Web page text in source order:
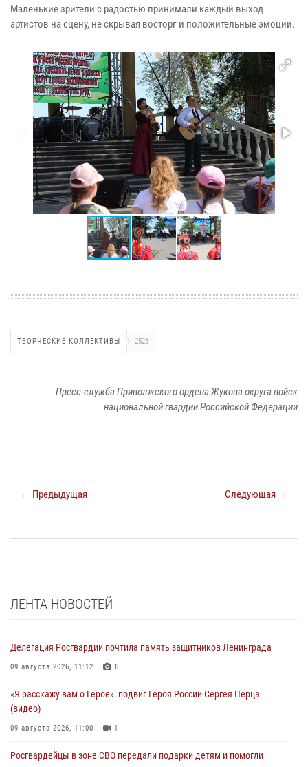
Маленькие зрители с радостью принимали каждый выход
артистов на сцену, не скрывая восторг и положительные эмоции.
ТВОРЧЕСКИЕ КОЛЛЕКТИВЫ 2523
Пресс-служба Приволжского ордена Жукова округа войск
национальной гвардии Российской Федерации
← Предыдущая Следующая →
ЛЕНТА НОВОСТЕЙ
Делегация Росгвардии почтила память защитников Ленинграда
09 августа 2026, 11:12 6
«Я расскажу вам о Герое»: подвиг Героя России Сергея Перца
(видео)
09 августа 2026, 11:00 1
Росгвардейцы в зоне СВО передали подарки детям и помогли